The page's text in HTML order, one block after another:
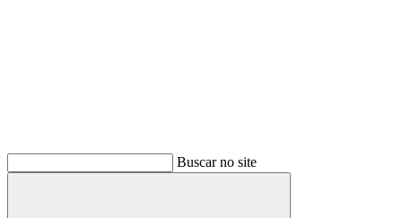
Buscar no site